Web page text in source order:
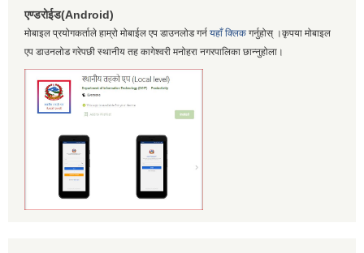
एण्डरोईड(Android)
मोबाइल प्रयोगकर्ताले हाम्रो मोबाईल एप डाउनलोड गर्न यहाँ क्लिक गर्नुहोस् ।कृपया मोबाइल
एप डाउनलोड गरेपछी स्थानीय तह कागेश्वरी मनोहरा नगरपालिका छान्नुहोला।